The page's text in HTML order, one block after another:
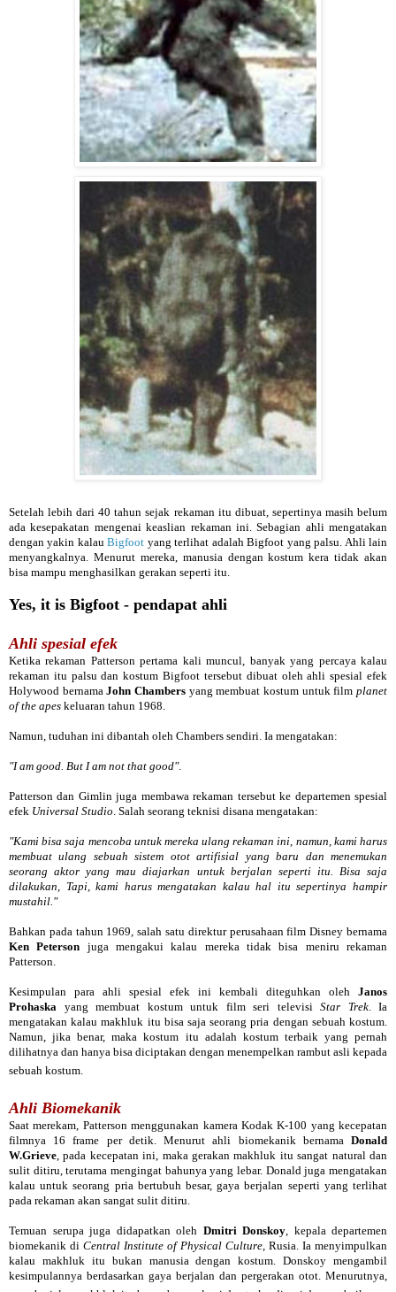
Setelah lebih dari 40 tahun sejak rekaman itu dibuat, sepertinya masih belum
ada kesepakatan mengenai keaslian rekaman ini. Sebagian ahli mengatakan
dengan yakin kalauBigfoot yang terlihat adalah Bigfoot yang palsu. Ahli lain
menyangkalnya. Menurut mereka, manusia dengan kostum kera tidak akan
bisa mampu menghasilkan gerakan seperti itu.
Yes, it is Bigfoot - pendapat ahli
Ahli spesial efek
Ketika rekaman Patterson pertama kali muncul, banyak yang percaya kalau
rekaman itu palsu dan kostum Bigfoot tersebut dibuat oleh ahli spesial efek
Holywood bernamaJohn Chambers yang membuat kostum untuk filmplanet
of the apes keluaran tahun 1968.
Namun, tuduhan ini dibantah oleh Chambers sendiri. Ia mengatakan:
"I am good. But I am not that good".
Patterson dan Gimlin juga membawa rekaman tersebut ke departemen spesial
efek Universal Studio . Salah seorang teknisi disana mengatakan:
"Kami bisa saja mencoba untuk mereka ulang rekaman ini, namun, kami harus
membuat ulang sebuah sistem otot artifisial yang baru dan menemukan
seorang aktor yang mau diajarkan untuk berjalan seperti itu. Bisa saja
dilakukan, Tapi, kami harus mengatakan kalau hal itu sepertinya hampir
mustahil."
Bahkan pada tahun 1969, salah satu direktur perusahaan film Disney bernama
Ken Peterson juga mengakui kalau mereka tidak bisa meniru rekaman
Patterson.
Kesimpulan para ahli spesial efek ini kembali diteguhkan oleh Janos
Prohaska yang membuat kostum untuk film seri televisi Star Trek. Ia
mengatakan kalau makhluk itu bisa saja seorang pria dengan sebuah kostum.
Namun, jika benar, maka kostum itu adalah kostum terbaik yang pernah
dilihatnya dan hanya bisa diciptakan dengan menempelkan rambut asli kepada
sebuah kostum.
Ahli Biomekanik
Saat merekam, Patterson menggunakan kamera Kodak K-100 yang kecepatan
filmnya 16 frame per detik. Menurut ahli biomekanik bernama Donald
W.Grieve , pada kecepatan ini, maka gerakan makhluk itu sangat natural dan
sulit ditiru, terutama mengingat bahunya yang lebar. Donald juga mengatakan
kalau untuk seorang pria bertubuh besar, gaya berjalan seperti yang terlihat
pada rekaman akan sangat sulit ditiru.
Temuan serupa juga didapatkan oleh Dmitri Donskoy , kepala departemen
biomekanik di Central Institute of Physical Culture , Rusia. Ia menyimpulkan
kalau makhluk itu bukan manusia dengan kostum. Donskoy mengambil
kesimpulannya berdasarkan gaya berjalan dan pergerakan otot. Menurutnya,